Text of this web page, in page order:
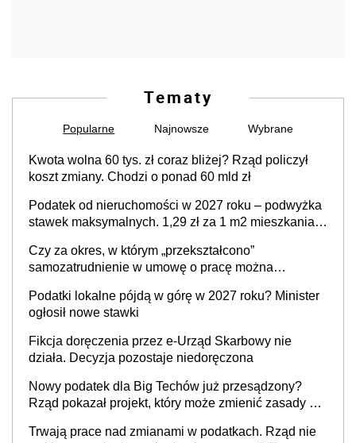
Tematy
Popularne Najnowsze Wybrane
Kwota wolna 60 tys. zł coraz bliżej? Rząd policzył
koszt zmiany. Chodzi o ponad 60 mld zł
Podatek od nieruchomości w 2027 roku – podwyżka
stawek maksymalnych. 1,29 zł za 1 m2 mieszkania,
prowadzeniem działalności gospodarczej
Czy za okres, w którym „przekształcono”
samozatrudnienie w umowę o pracę można
cywilnoprawnej jedynym racjonalnym wyjściem
Podatki lokalne pójdą w górę w 2027 roku? Minister
ogłosił nowe stawki
Fikcja doręczenia przez e-Urząd Skarbowy nie
działa. Decyzja pozostaje niedoręczona
Nowy podatek dla Big Techów już przesądzony?
Rząd pokazał projekt, który może zmienić zasady gry
Trwają prace nad zmianami w podatkach. Rząd nie